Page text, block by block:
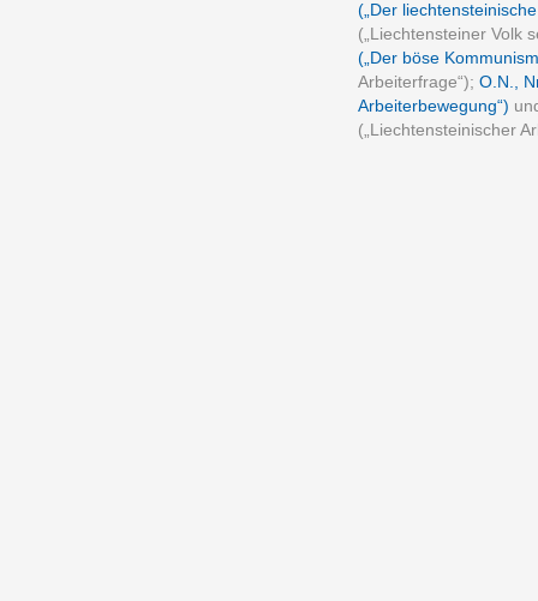
(„Der
(„Liechtensteiner Volk
(„Der böse
Arbeiterfrage“); O.N.,
Arbeiterbewegung“)
(„Liechtensteinischer